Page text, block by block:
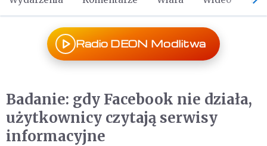
Radio DEON Modlitwa
Badanie: gdy Facebook nie działa,
użytkownicy czytają serwisy
informacyjne